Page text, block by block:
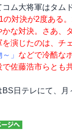
ム大将軍はタム
対決が2度ある
な対決。さあ、
演じたのは、チ
」 などで冷酷な
佐藤浩市らとも
BS日テレにて、